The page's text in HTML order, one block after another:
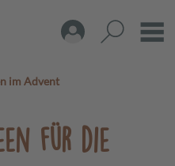
im Advent
für die